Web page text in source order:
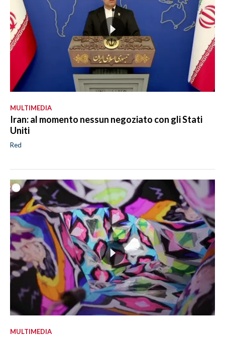
MULTIMEDIA
Iran: al momento nessun negoziato con gli Stati
Uniti
Red
MULTIMEDIA